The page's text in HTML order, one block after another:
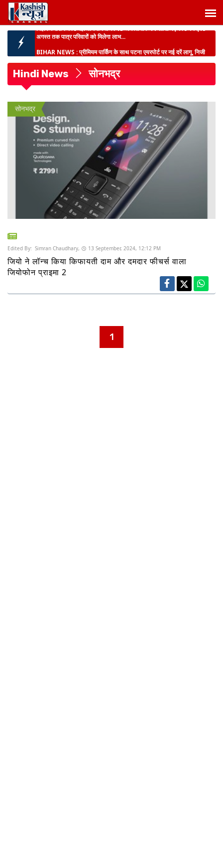
BIHAR NEWS :प्रीमियम पार्किंग के साथ पटना एयरपोर्ट पर नई दरें लागू, निजी
रौंदा, एक ही परिवार के 3 ...
बिहार में शिक्षक स्थानांतरण प्रक्रिया तेज :61,558 आवेदन प्राप्त,7 अगस्त से
JHARKHAND NEWS :
श्रावणी मेला 2026: आठवें दिन उमड़ा आस्था का सैलाब,
गूंजा 'बोल बम' का जयघोष...
BIHAR NEWS : पाटलिपुत्र ग्रीनफील्ड टाउनशिप बनेगी निवेश और रोजगार का
नया केंद्र, IT से ले...
बिहार में राशन कार्ड महाअभियान तेज : 13 अगस्त तक 11 लाख नए कार्ड बनेंगे,15
अगस्त तक पात्र परिवारों को मिलेगा लाभ...
Hindi News सोनभद्र
सोनभद्र
Edited By: Simran Chaudhary, 13 September, 2024, 12:12 PM
जियो ने लॉन्च किया किफायती दाम और दमदार फीचर्स वाला
जियोफोन प्राइमा 2
1